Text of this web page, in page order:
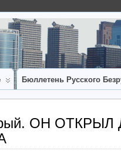
Бюллетень Русского
ОН